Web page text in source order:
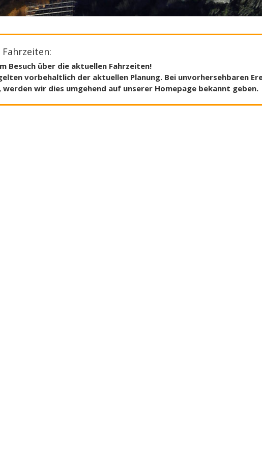
Besuch über die aktuellen Fahrzeiten!
vorbehaltlich der aktuellen Planung. Bei unvorhersehbaren
wir dies umgehend auf unserer Homepage bekannt geben.